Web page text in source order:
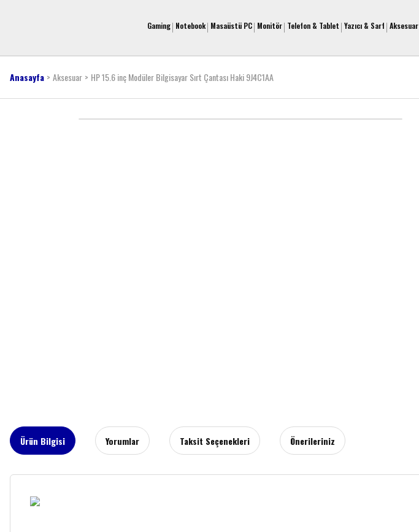
Gaming Notebook Masaüstü PC Monitör Telefon & Tablet Yazıcı & Sarf Aksesuar
Anasayfa Aksesuar HP 15.6 inç Modüler Bilgisayar Sırt Çantası Haki 9J4C1AA
Ürün Bilgisi Yorumlar Taksit Seçenekleri Önerileriniz